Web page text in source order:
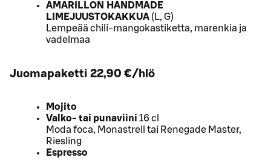
AMARILLON HANDMADE
LIMEJUUSTOKAKKUA (L, G)
Lempeää chili-mangokastiketta, marenkia ja
vadelmaa
Juomapaketti 22,90 €/hlö
Mojito
Valko- tai punaviini 16 cl
Moda foca, Monastrell tai Renegade Master,
Riesling
Espresso